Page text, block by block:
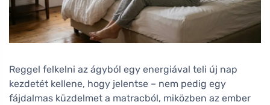
Reggel felkelni az ágyból egy energiával teli új nap
kezdetét kellene, hogy jelentse – nem pedig egy
fájdalmas küzdelmet a matracból, miközben az ember